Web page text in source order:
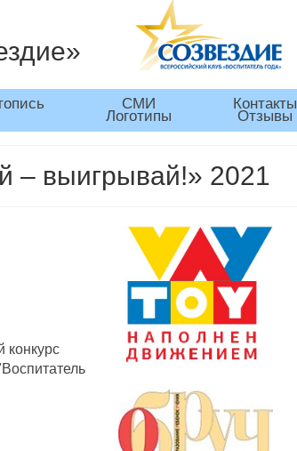
СМИ
Логотипы
Контакты
Отзывы
– выигрывай!» 2021
конкурс